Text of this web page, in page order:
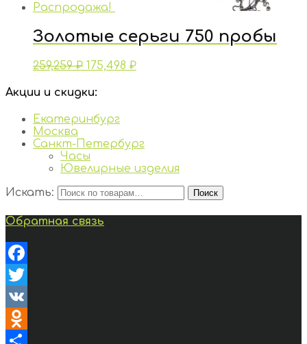
Распродажа!
Золотые серьги 750 пробы
259,259₽ 175,498 ₽
Акции и скидки:
Екатеринбург
Москва
Санкт-Петербург
Часы
Ювелирные изделия
Искать:
Поиск
Обратная связь
Facebook
Twitter
VK
Odnoklassniki